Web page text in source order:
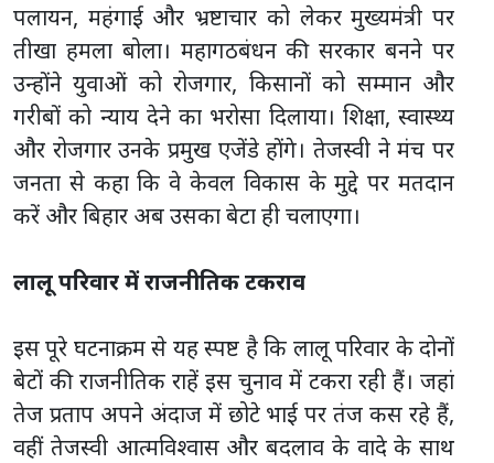
पलायन, महंगाई और भ्रष्टाचार को लेकर मुख्यमंत्री पर
तीखा हमला बोला। महागठबंधन की सरकार बनने पर
उन्होंने युवाओं को रोजगार, किसानों को सम्मान और
गरीबों को न्याय देने का भरोसा दिलाया। शिक्षा, स्वास्थ्य
और रोजगार उनके प्रमुख एजेंडे होंगे। तेजस्वी ने मंच पर
जनता से कहा कि वे केवल विकास के मुद्दे पर मतदान
करें और बिहार अब उसका बेटा ही चलाएगा।
लालू परिवार में राजनीतिक टकराव
इस पूरे घटनाक्रम से यह स्पष्ट है कि लालू परिवार के दोनों
बेटों की राजनीतिक राहें इस चुनाव में टकरा रही हैं। जहां
तेज प्रताप अपने अंदाज में छोटे भाई पर तंज कस रहे हैं,
वहीं तेजस्वी आत्मविश्वास और बदलाव के वादे के साथ